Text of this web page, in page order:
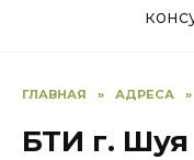
ГЛАВНАЯ » АДРЕСА »
БТИ г. Шуя